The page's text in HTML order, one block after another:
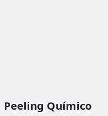
Peeling Químico